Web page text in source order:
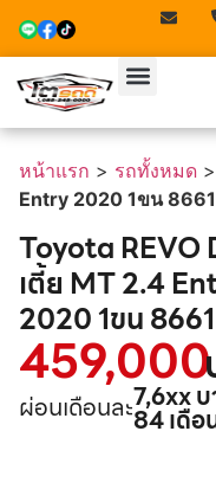
หน้าแรก > รถทั้งหมด >
Entry 2020 1ขน 8661
Toyota REVO
เตี้ย MT 2.4
2020 1ขน 8661
459,000
ผ่อนเดือนละ7,6xx
84 เดือ